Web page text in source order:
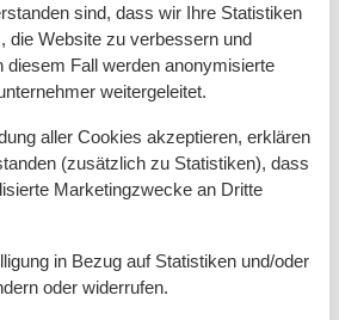
sind, dass wir Ihre Statistiken
die Website zu verbessern und
diesem Fall werden anonymisierte
weitergeleitet.
aller Cookies akzeptieren, erklären
(zusätzlich zu Statistiken), dass
Marketingzwecke an Dritte
in Bezug auf Statistiken und/oder
oder widerrufen.